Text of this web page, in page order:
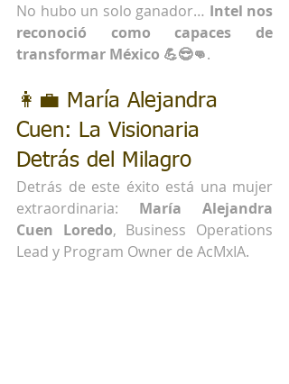
No hubo un solo ganador… Intel nos
reconoció como capaces de
transformar México 💪😎👊.
👩‍💼 María Alejandra
Cuen: La Visionaria
Detrás del Milagro
Detrás de este éxito está una mujer
extraordinaria: María Alejandra
Cuen Loredo, Business Operations
Lead y Program Owner de AcMxIA.